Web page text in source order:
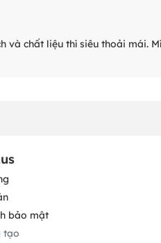
và chất liệu thì siêu thoải mái.
bảo mật
tạo